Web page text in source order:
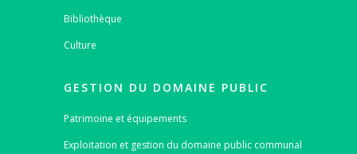
Bibliothèque
Culture
GESTION DU DOMAINE PUBLIC
Patrimoine et équipements
Exploitation et gestion du domaine public communal